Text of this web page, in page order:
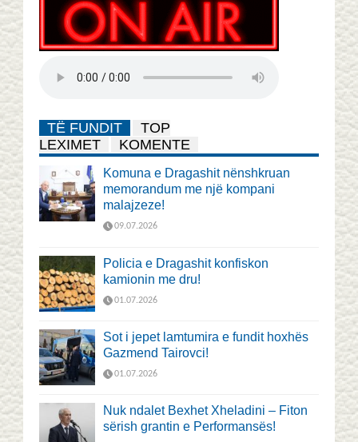
TË FUNDIT
TOP
LEXIMET
KOMENTE
Komuna e Dragashit nënshkruan
memorandum me një kompani
malajzeze!
09.07.2026
Policia e Dragashit konfiskon
kamionin me dru!
01.07.2026
Sot i jepet lamtumira e fundit hoxhës
Gazmend Tairovci!
01.07.2026
Nuk ndalet Bexhet Xheladini – Fiton
sërish grantin e Performansës!